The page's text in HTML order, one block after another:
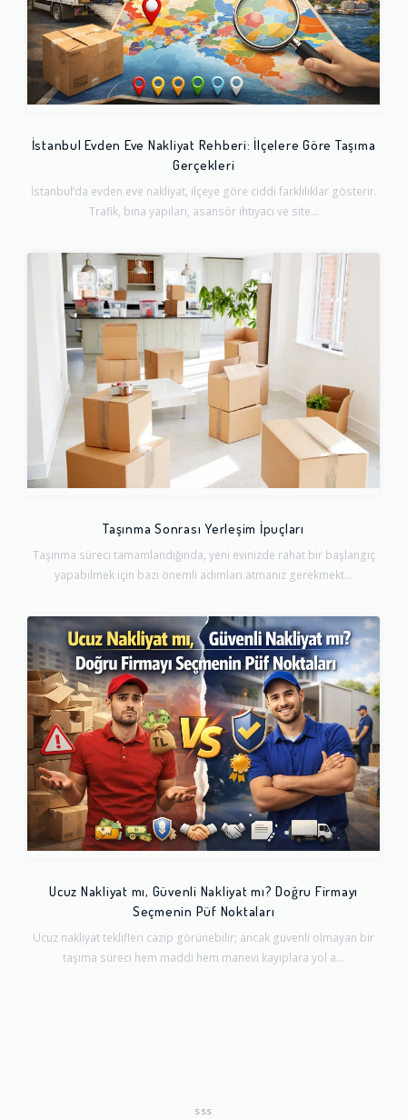
İstanbul Evden Eve Nakliyat Rehberi: İlçelere Göre Taşıma
Gerçekleri
İstanbul’da evden eve nakliyat, ilçeye göre ciddi farklılıklar gösterir.
Trafik, bina yapıları, asansör ihtiyacı ve site...
Taşınma Sonrası Yerleşim İpuçları
Taşınma süreci tamamlandığında, yeni evinizde rahat bir başlangıç
yapabilmek için bazı önemli adımları atmanız gerekmekt...
Ucuz Nakliyat mı, Güvenli Nakliyat mı? Doğru Firmayı
Seçmenin Püf Noktaları
Ucuz nakliyat teklifleri cazip görünebilir; ancak güvenli olmayan bir
taşıma süreci hem maddi hem manevi kayıplara yol a...
SSS